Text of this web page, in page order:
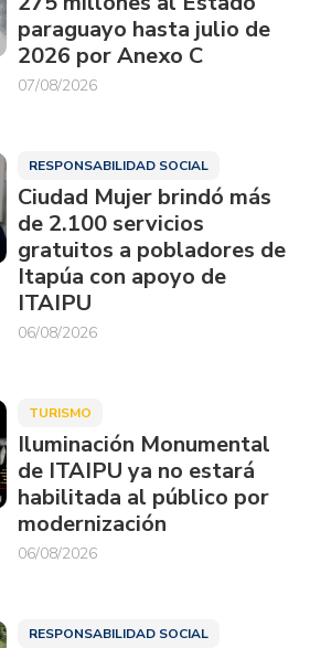
paraguayo hasta julio de
2026 por Anexo C
07/08/2026
RESPONSABILIDAD SOCIAL
Ciudad Mujer brindó más
de 2.100 servicios
gratuitos a pobladores de
Itapúa con apoyo de
ITAIPU
06/08/2026
TURISMO
Iluminación Monumental
de ITAIPU ya no estará
habilitada al público por
modernización
06/08/2026
RESPONSABILIDAD SOCIAL